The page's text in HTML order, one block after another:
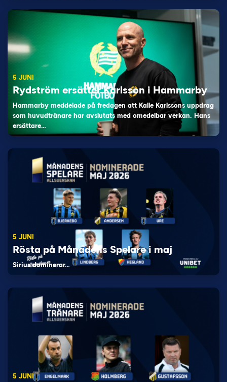
5 JUNI
Rydström ersätter Karlsson i Hammarby
Hammarby meddelade på fredagen att Kalle Karlssons uppdrag
som huvudtränare har avslutats med omedelbar verkan. Hans
ersättare…
5 JUNI
Rösta på Månadens Spelare i maj
Sirius dominerar…
5 JUNI